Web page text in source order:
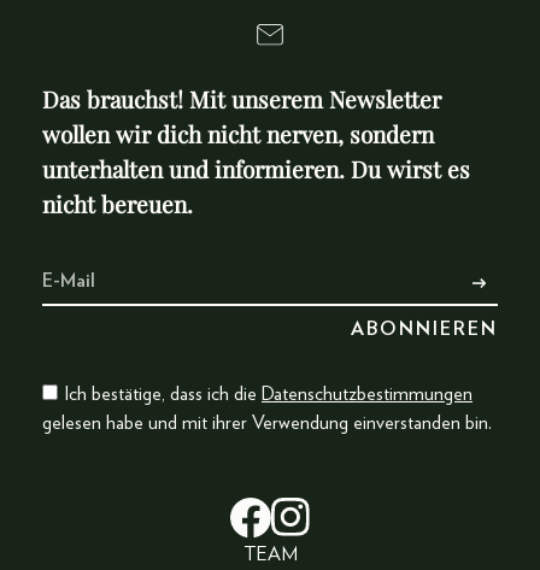
Das brauchst! Mit unserem Newsletter
wollen wir dich nicht nerven, sondern
unterhalten und informieren. Du wirst es
nicht bereuen.
Ich bestätige, dass ich die Datenschutzbestimmungen
gelesen habe und mit ihrer Verwendung einverstanden bin.
TEAM